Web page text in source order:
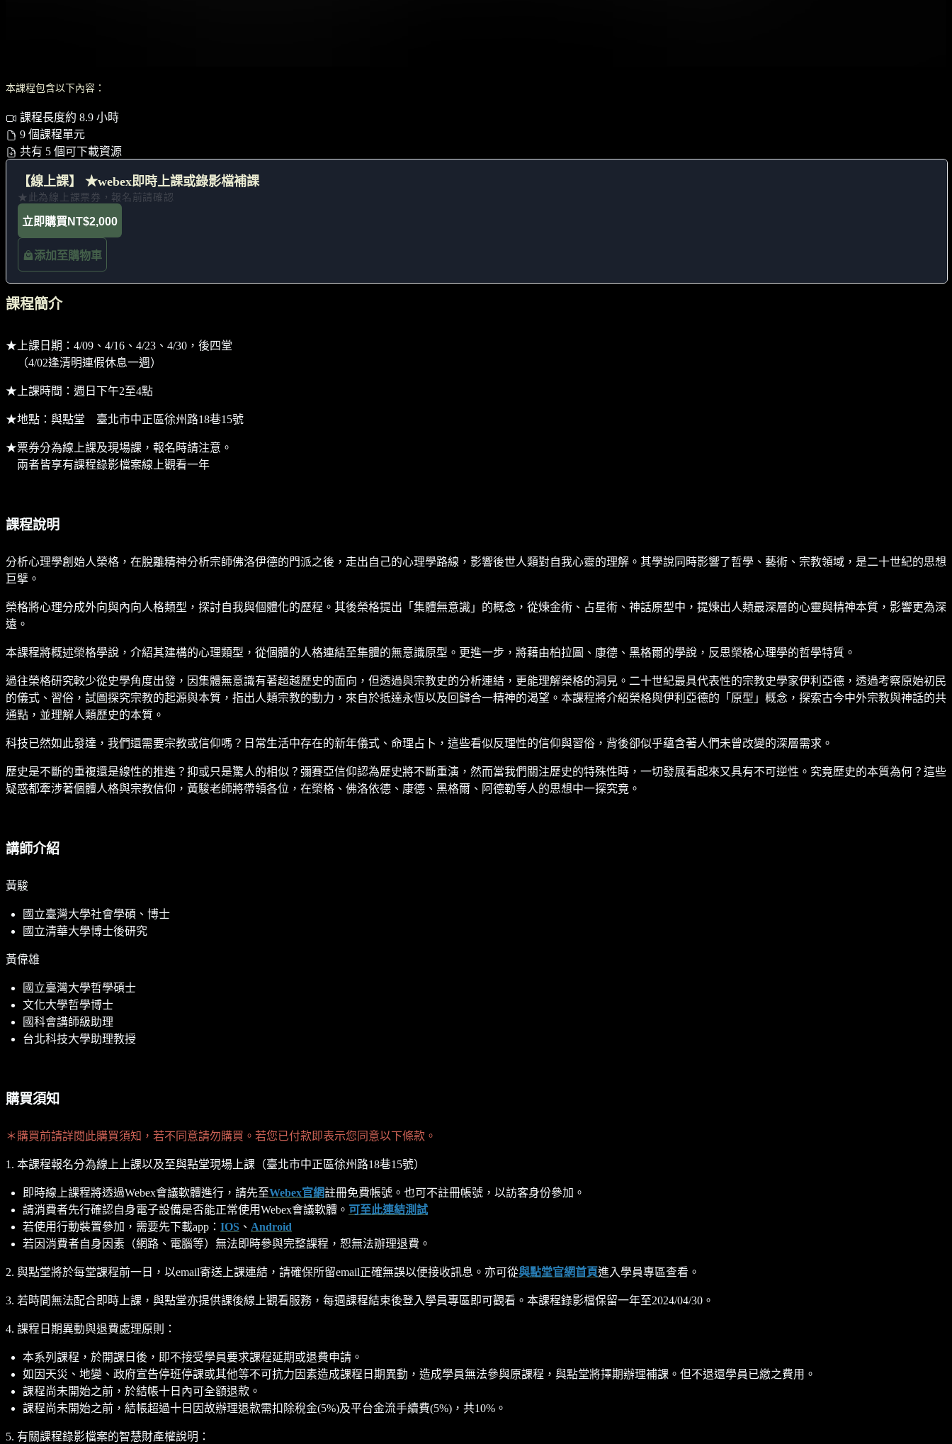
本課程包含以下內容：
課程長度約 8.9 小時
9 個課程單元
共有 5 個可下載資源
【線上課】 ★webex即時上課或錄影檔補課
★此為線上課票券，報名前請確認
立即購買 NT$2,000
添加至購物車
課程簡介
★上課日期：4/09、4/16、4/23、4/30，後四堂
（4/02逢清明連假休息一週）
★上課時間：週日下午2至4點
★地點：與點堂 臺北市中正區徐州路18巷15號
★票券分為線上課及現場課，報名時請注意。
兩者皆享有課程錄影檔案線上觀看一年
課程說明
分析心理學創始人榮格，在脫離精神分析宗師佛洛伊德的門派之後，走出自己的心理學路線，影響後世人類對自我心靈的理解。其學說同時影響了哲學、藝術、宗教領域，是二十世紀的思想
巨擘。
榮格將心理分成外向與內向人格類型，探討自我與個體化的歷程。其後榮格提出「集體無意識」的概念，從煉金術、占星術、神話原型中，提煉出人類最深層的心靈與精神本質，影響更為深
遠。
本課程將概述榮格學說，介紹其建構的心理類型，從個體的人格連結至集體的無意識原型。更進一步，將藉由柏拉圖、康德、黑格爾的學說，反思榮格心理學的哲學特質。
過往榮格研究較少從史學角度出發，因集體無意識有著超越歷史的面向，但透過與宗教史的分析連結，更能理解榮格的洞見。二十世紀最具代表性的宗教史學家伊利亞德，透過考察原始初民
的儀式、習俗，試圖探究宗教的起源與本質，指出人類宗教的動力，來自於抵達永恆以及回歸合一精神的渴望。本課程將介紹榮格與伊利亞德的「原型」概念，探索古今中外宗教與神話的共
通點，並理解人類歷史的本質。
科技已然如此發達，我們還需要宗教或信仰嗎？日常生活中存在的新年儀式、命理占卜，這些看似反理性的信仰與習俗，背後卻似乎蘊含著人們未曾改變的深層需求。
歷史是不斷的重複還是線性的推進？抑或只是驚人的相似？彌賽亞信仰認為歷史將不斷重演，然而當我們關注歷史的特殊性時，一切發展看起來又具有不可逆性。究竟歷史的本質為何？這些
疑惑都牽涉著個體人格與宗教信仰，黃駿老師將帶領各位，在榮格、佛洛依德、康德、黑格爾、阿德勒等人的思想中一探究竟。
講師介紹
黃駿
國立臺灣大學社會學碩、博士
國立清華大學博士後研究
黃偉雄
國立臺灣大學哲學碩士
文化大學哲學博士
國科會講師級助理
台北科技大學助理教授
購買須知
＊購買前請詳閱此購買須知，若不同意請勿購買。若您已付款即表示您同意以下條款。
1. 本課程報名分為線上上課以及至與點堂現場上課（臺北市中正區徐州路18巷15號）
即時線上課程將透過Webex會議軟體進行，請先至Webex官網註冊免費帳號。也可不註冊帳號，以訪客身份參加。
請消費者先行確認自身電子設備是否能正常使用Webex會議軟體。 可至此連結測試
若使用行動裝置參加，需要先下載app： IOS 、 Android
若因消費者自身因素（網路、電腦等）無法即時參與完整課程，恕無法辦理退費。
2. 與點堂將於每堂課程前一日，以email寄送上課連結，請確保所留email正確無誤以便接收訊息。亦可從與點堂官網首頁進入學員專區查看。
3. 若時間無法配合即時上課，與點堂亦提供課後線上觀看服務，每週課程結束後登入學員專區即可觀看。本課程錄影檔保留一年至2024/04/30。
4. 課程日期異動與退費處理原則：
本系列課程，於開課日後，即不接受學員要求課程延期或退費申請。
如因天災、地變、政府宣告停班停課或其他等不可抗力因素造成課程日期異動，造成學員無法參與原課程，與點堂將擇期辦理補課。但不退還學員已繳之費用。
課程尚未開始之前，於結帳十日內可全額退款。
課程尚未開始之前，結帳超過十日因故辦理退款需扣除稅金(5%)及平台金流手續費(5%)，共10%。
5. 有關課程錄影檔案的智慧財產權說明：